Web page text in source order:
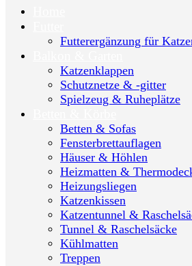
Futterergänzung für
Katzenklappen
Schutznetze & -gitter
Spielzeug & Ruheplätze
Betten & Sofas
Fensterbrettauflagen
Häuser & Höhlen
Heizmatten &
Heizungsliegen
Katzenkissen
Katzentunnel &
Tunnel & Raschelsäcke
Kühlmatten
Treppen